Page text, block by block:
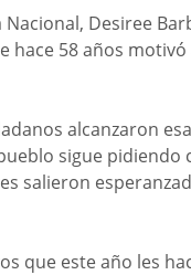
Desiree
58 años
alcanzaron
sigue pidiendo
salieron
que este año les